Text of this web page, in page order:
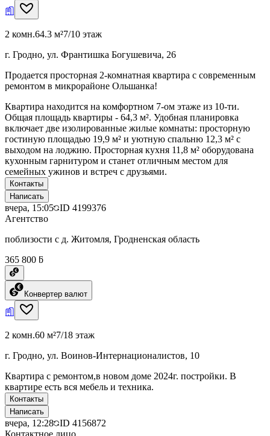
2 комн.64.3 м²7/10 этаж
г. Гродно, ул. Франтишка Богушевича, 26
Продается просторная 2-комнатная квартира с современным
ремонтом в микрорайоне Ольшанка!
Квартира находится на комфортном 7-ом этаже из 10-ти.
Общая площадь квартиры - 64,3 м². Удобная планировка
включает две изолированные жилые комнаты: просторную
гостиную площадью 19,9 м² и уютную спальню 12,3 м² с
выходом на лоджию. Просторная кухня 11,8 м² оборудована
кухонным гарнитуром и станет отличным местом для
семейных ужинов и встреч с друзьями.
Контакты
Написать
вчера, 15:05 ID 4199376
Агентство
поблизости с д. Житомля, Гродненская область
365 800 ƃ
Конвертер валют
2 комн.60 м²7/18 этаж
г. Гродно, ул. Воинов-Интернационалистов, 10
Квартира с ремонтом,в новом доме 2024г. постройки. В
квартире есть вся мебель и техника.
Контакты
Написать
вчера, 12:28 ID 4156872
Контактное лицо